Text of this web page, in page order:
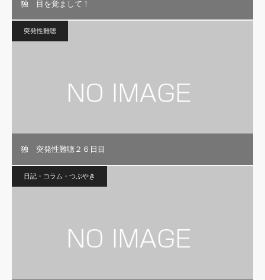
独 目を覚まして！
突発性難聴
独 突発性難聴２６日目
日記・コラム・つぶやき